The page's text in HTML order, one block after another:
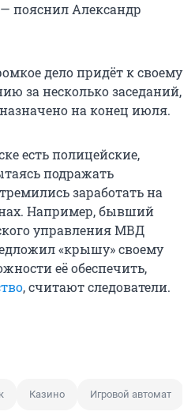
пояснил Александр
дело придёт к своему
за несколько заседаний,
на конец июля.
есть полицейские,
подражать
заработать на
Например, бывший
управления МВД
«крышу» своему
её обеспечить,
, считают следователи.
Казино Игровой автомат